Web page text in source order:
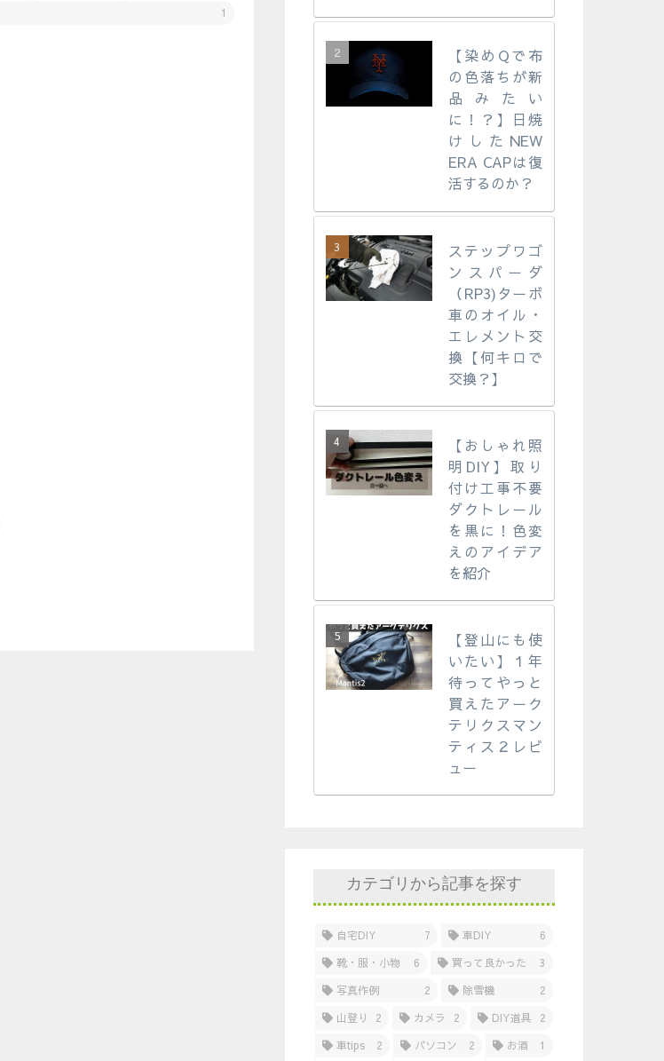
1
【染めQで布
の色落ちが新
品みたい
に！？】日焼
けしたNEW
ERA CAPは復
活するのか？
ステップワゴ
ンスパーダ
（RP3)ターボ
車のオイル・
エレメント交
換【何キロで
交換？】
【おしゃれ照
明DIY】取り
付け工事不要
ダクトレール
を黒に！色変
えのアイデア
を紹介
【登山にも使
いたい】１年
待ってやっと
買えたアーク
テリクスマン
ティス２レビ
ュー
カテゴリから記事を探す
自宅DIY 7 車DIY
6
靴・服・小物
6 買って良かった
3
写真作例
2 除雪機
2
山登り
2 カメラ 2 DIY道具
2
車tips
2 パソコン 2 お酒 1